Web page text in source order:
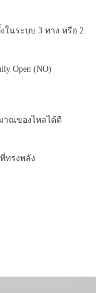
ในระบบ 3 ทาง หรือ 2
Open (NO)
าณของไหลได้ดี
ทรงพลัง